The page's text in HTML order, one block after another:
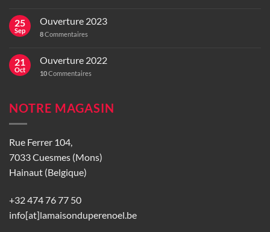
25
Sep
Ouverture 2023
8Commentaires
21
Oct
Ouverture 2022
10Commentaires
NOTRE MAGASIN
Rue Ferrer 104,
7033 Cuesmes (Mons)
Hainaut (Belgique)
+32 474 76 77 50
info[at]lamaisonduperenoel.be